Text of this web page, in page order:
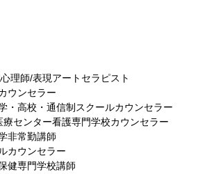
理師/表現アートセラピスト
ウンセラー
・高校・通信制スクールカウンセラー
センター看護専門学校カウンセラー
非常勤講師
カウンセラー
健専門学校講師